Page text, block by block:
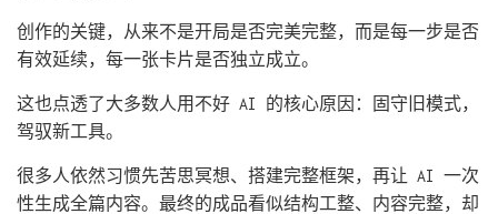
创作的关键，从来不是开局是否完美完整，而是每一步是否
有效延续，每一张卡片是否独立成立。
这也点透了大多数人用不好 AI 的核心原因：固守旧模式，
驾驭新工具。
很多人依然习惯先苦思冥想、搭建完整框架，再让 AI 一次
性生成全篇内容。最终的成品看似结构工整、内容完整，却